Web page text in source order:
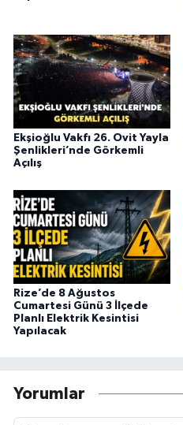
Ekşioğlu Vakfı 26. Ovit Yayla
Şenlikleri’nde Görkemli
Açılış
Rize’de 8 Ağustos
Cumartesi Günü 3 İlçede
Planlı Elektrik Kesintisi
Yapılacak
Yorumlar